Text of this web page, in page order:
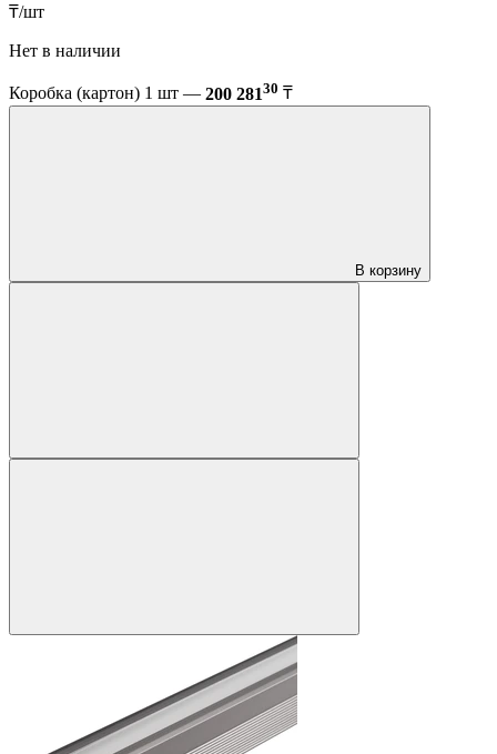
₸/шт
Нет в наличии
Коробка (картон) 1 шт — 200 28130 ₸
В корзину